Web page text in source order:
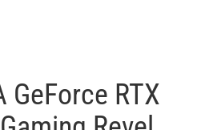
GeForce RTX